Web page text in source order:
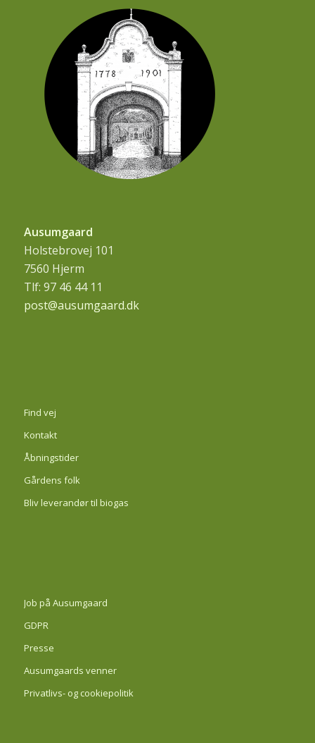
Ausumgaard
Holstebrovej 101
7560 Hjerm
Tlf: 97 46 44 11
post@ausumgaard.dk
Find vej
Kontakt
Åbningstider
Gårdens folk
Bliv leverandør til biogas
Job på Ausumgaard
GDPR
Presse
Ausumgaards venner
Privatlivs- og cookiepolitik